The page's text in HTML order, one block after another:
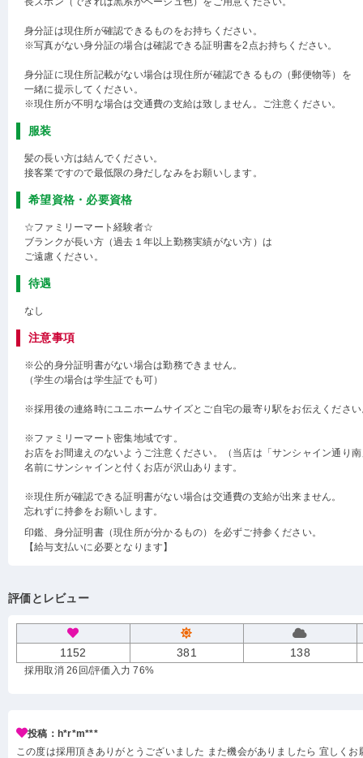
身分証は現住所が確認できるものをお持ちください。
※写真がない身分証の場合は確認できる証明書を2点お持ちください。
身分証に現住所記載がない場合は現住所が確認できるもの（郵便物等）を
一緒に提示してください。
※現住所が不明な場合は交通費の支給は致しません。ご注意ください。
服装
髪の長い方は結んでください。
接客業ですので最低限の身だしなみをお願いします。
希望資格・必要資格
☆ファミリーマート経験者☆
ブランクが長い方（過去１年以上勤務実績がない方）は
ご遠慮ください。
待遇
なし
注意事項
※公的身分証明書がない場合は勤務できません。
（学生の場合は学生証でも可）
※採用後の連絡時にユニホームサイズとご自宅の最寄り駅をお伝えくださ
※ファミリーマート密集地域です。
お店をお間違えのないようご注意ください。（当店は「サンシャイン通り
名前にサンシャインと付くお店が沢山あります。
※現住所が確認できる証明書がない場合は交通費の支給が出来ません。
忘れずに持参をお願いします。
印鑑、身分証明書（現住所が分かるもの）を必ずご持参ください。
【給与支払いに必要となります】
評価とレビュー
1152 381 138
採用取消 26回/評価入力 76%
投稿：h*r*m***
この度は採用頂きありがとうございました また機会がありましたら 宜しくお